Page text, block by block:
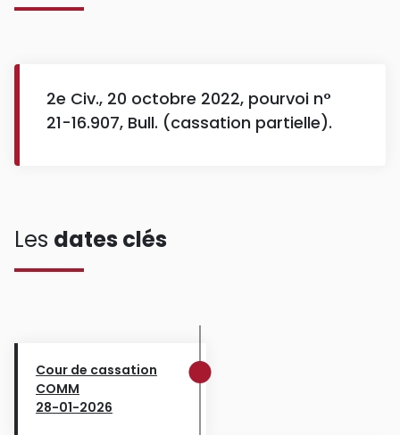
2e Civ., 20 octobre 2022, pourvoi n°
21-16.907, Bull. (cassation partielle).
Les dates clés
Cour de cassation
COMM
28-01-2026